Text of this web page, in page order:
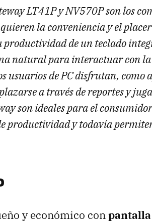
LT41P y NV570P son los
la conveniencia y el
productividad de un teclado
natural para interactuar con
usuarios de PC disfrutan, como
a través de reportes y
son ideales para el
productividad y todavía
y económico conpantalla